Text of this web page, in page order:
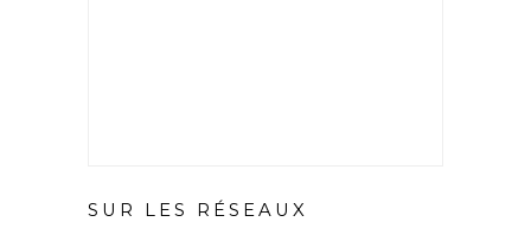
SUR LES RÉSEAUX